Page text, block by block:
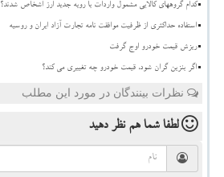
کدام گروههای کالایی مشمول واردات با رویه جدید ارز اشخاص شدند؟
استفاده حداکثری از ظرفیت موافقت نامه تجارت آزاد ایران و روسیه
ریزش قیمت خودرو اوج گرفت
اگر بنزین گران شود، قیمت خودرو چه تغییری می کند؟
نظرات بینندگان در مورد این مطلب
لطفا شما همنظر دهید